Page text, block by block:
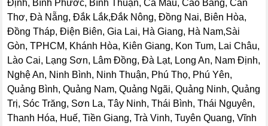
Định, Bình Phước, Bình Thuận, Cà Mau, Cao Bằng, Cần
Thơ, Đà Nẵng, Đắk Lắk,Đắk Nông, Đồng Nai, Biên Hòa,
Đồng Tháp, Điện Biên, Gia Lai, Hà Giang, Hà Nam,Sài
Gòn, TPHCM, Khánh Hòa, Kiên Giang, Kon Tum, Lai Châu,
Lào Cai, Lạng Sơn, Lâm Đồng, Đà Lạt, Long An, Nam Định,
Nghệ An, Ninh Bình, Ninh Thuận, Phú Thọ, Phú Yên,
Quảng Bình, Quảng Nam, Quảng Ngãi, Quảng Ninh, Quảng
Trị, Sóc Trăng, Sơn La, Tây Ninh, Thái Bình, Thái Nguyên,
Thanh Hóa, Huế, Tiền Giang, Trà Vinh, Tuyên Quang, Vĩnh